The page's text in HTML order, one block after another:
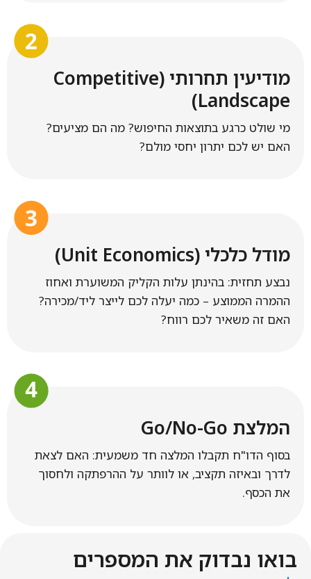
מודיעין תחרותי (Competitive
Landscape)
מי שולט כרגע בתוצאות החיפוש? מה הם מציעים?
האם יש לכם יתרון יחסי מולם?
מודל כלכלי (Unit Economics)
נבצע תחזית: בהינתן עלות הקליק המשוערת ואחוז
ההמרה הממוצע – כמה יעלה לכם לייצר ליד/מכירה?
האם זה משאיר לכם רווח?
המלצת Go/No-Go
בסוף הדו"ח תקבלו המלצה חד משמעית: האם לצאת
לדרך ובאיזה תקציב, או לוותר על ההרפתקה ולחסוך
את הכסף.
בואו נבדוק את המספרים